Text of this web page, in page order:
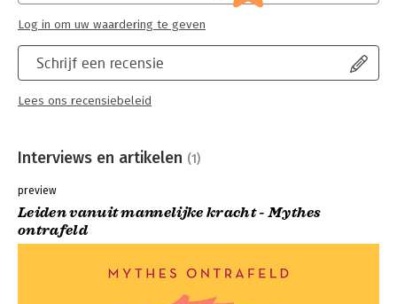
Schrijf een recensie
Lees ons recensiebeleid
Log in om uw waardering te geven
Interviews en artikelen (1)
preview
Leiden vanuit mannelijke kracht - Mythes
ontrafeld